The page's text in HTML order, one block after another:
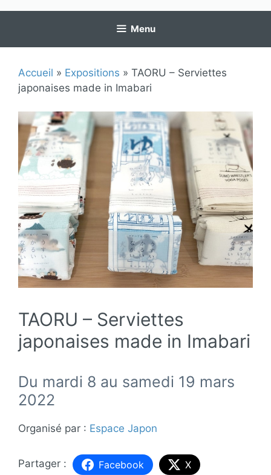
Menu
Accueil » Expositions » TAORU – Serviettes
japonaises made in Imabari
TAORU – Serviettes
japonaises made in Imabari
Du mardi 8 au samedi 19 mars
2022
Organisé par : Espace Japon
Facebook X